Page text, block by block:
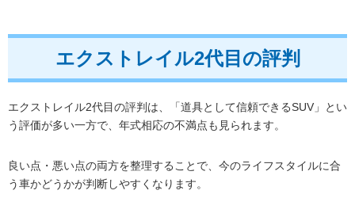
エクストレイル2代目の評判
エクストレイル2代目の評判は、「道具として信頼できるSUV」とい
う評価が多い一方で、年式相応の不満点も見られます。
良い点・悪い点の両方を整理することで、今のライフスタイルに合
う車かどうかが判断しやすくなります。